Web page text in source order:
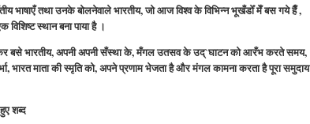
भाषाएँ तथा उनके बोलनेवाले भारतीय, जो आज विश्व के विभिन्न भूखँडोँ मेँ बस गये हैँ ,
स्थान बना पाया है ।
आ कर बसे भारतीय, अपनी अपनी सँस्था के, मँगल उतसव के उद्`घाटन को आरँभ करते समय,
भारत माता की स्मृति को, अपने प्रणाम भेजता है और मंगल कामना करता है पूरा समुदाय
शब्द